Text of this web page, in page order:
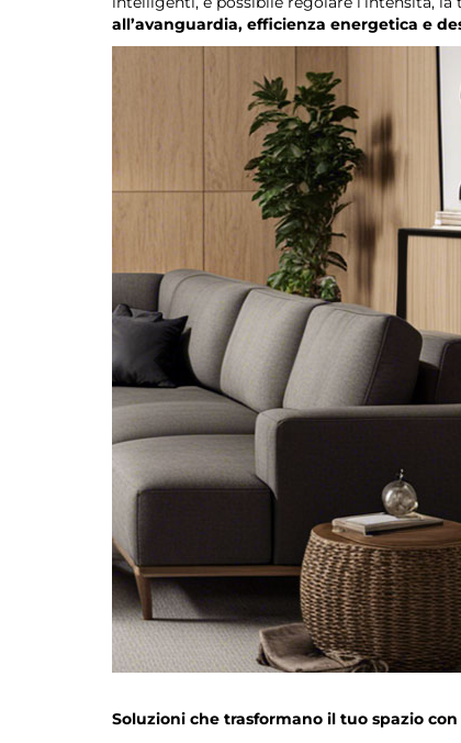
all’avanguardia, efficienza energetica e
Soluzioni che trasformano il tuo spazio con